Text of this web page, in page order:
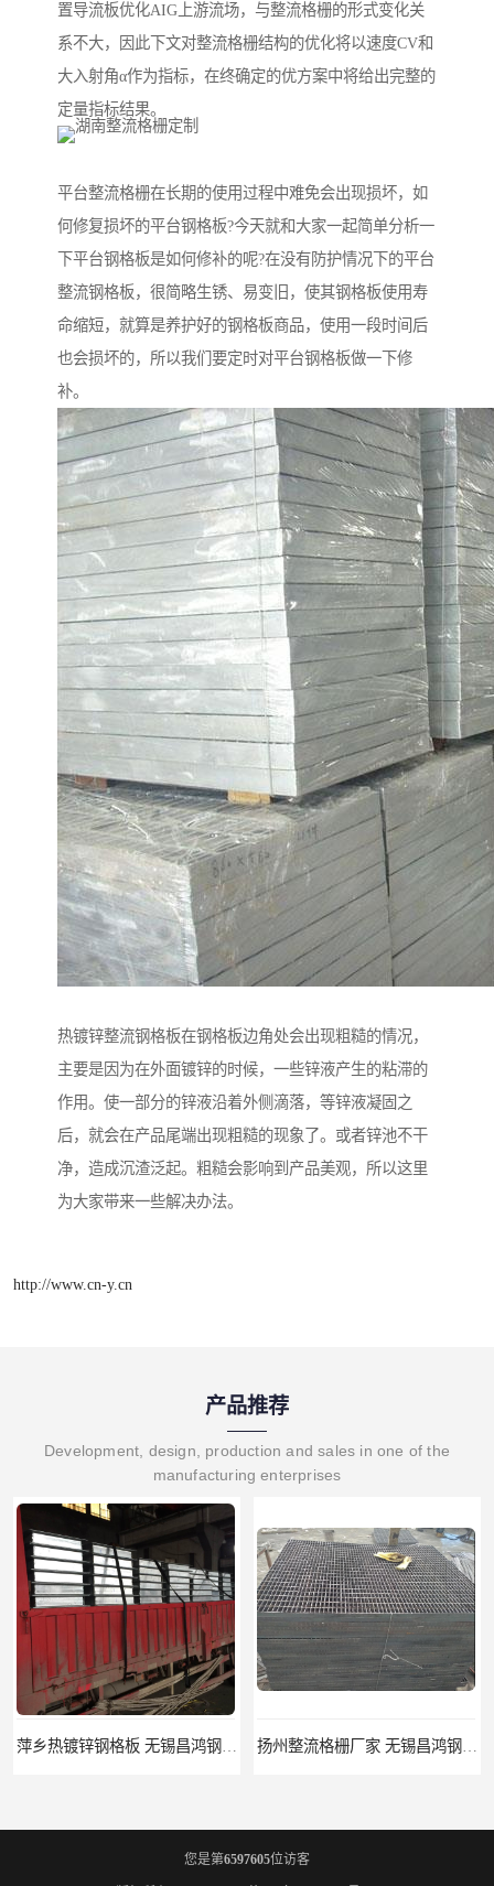
置导流板优化AIG上游流场，与整流格栅的形式变化关
系不大，因此下文对整流格栅结构的优化将以速度CV和
大入射角α作为指标，在终确定的优方案中将给出完整的
定量指标结果。
平台整流格栅在长期的使用过程中难免会出现损坏，如
何修复损坏的平台钢格板?今天就和大家一起简单分析一
下平台钢格板是如何修补的呢?在没有防护情况下的平台
整流钢格板，很简略生锈、易变旧，使其钢格板使用寿
命缩短，就算是养护好的钢格板商品，使用一段时间后
也会损坏的，所以我们要定时对平台钢格板做一下修
补。
热镀锌整流钢格板在钢格板边角处会出现粗糙的情况，
主要是因为在外面镀锌的时候，一些锌液产生的粘滞的
作用。使一部分的锌液沿着外侧滴落，等锌液凝固之
后，就会在产品尾端出现粗糙的现象了。或者锌池不干
净，造成沉渣泛起。粗糙会影响到产品美观，所以这里
为大家带来一些解决办法。
http://www.cn-y.cn
产品推荐
Development, design, production and sales in one of the
manufacturing enterprises
萍乡热镀锌钢格板 无锡昌鸿钢格板有限公司 扬州整流格栅厂家 无锡昌鸿钢格板有限公司
您是第6597605位访客